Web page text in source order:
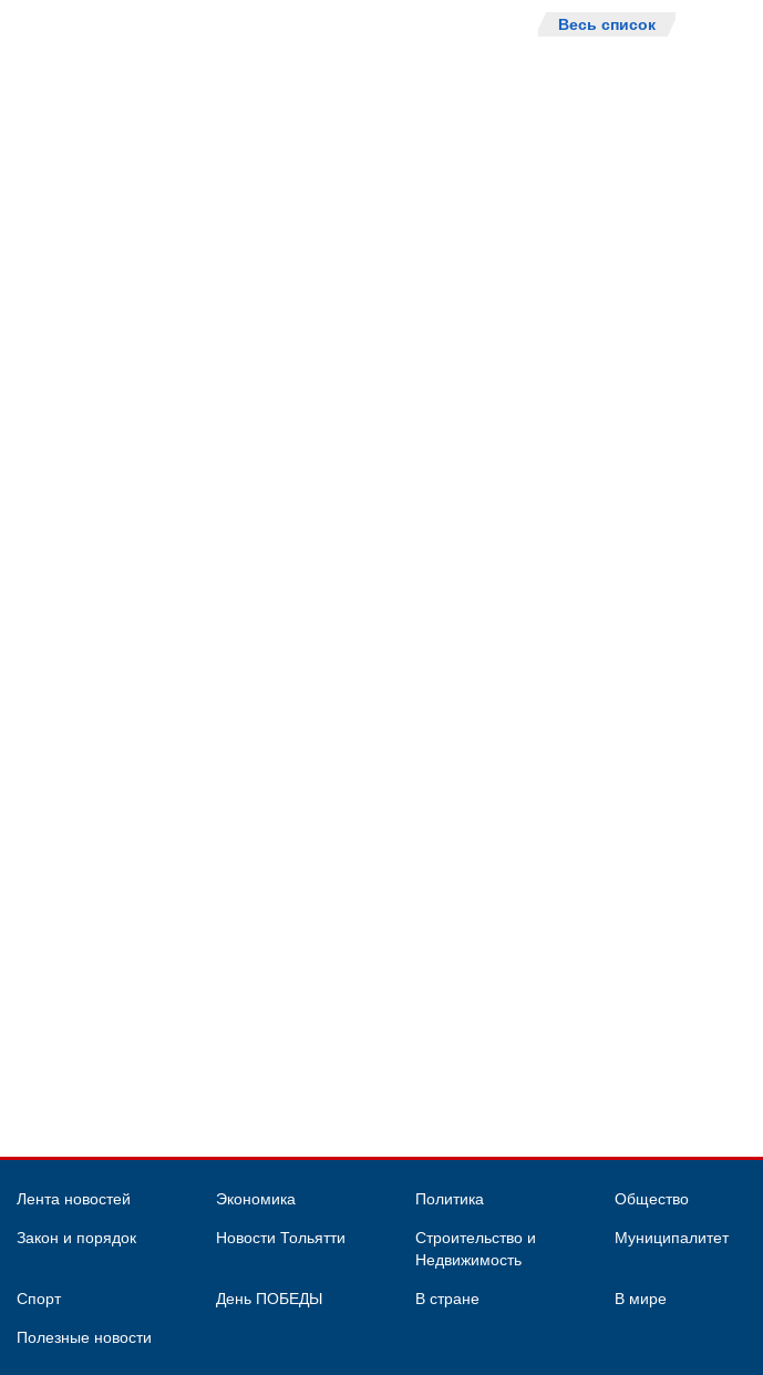
Весь список
Лента новостей Экономика Политика Общество
Закон и порядок Новости Тольятти
Строительство и
Недвижимость
Муниципалитет
Спорт День ПОБЕДЫ В стране В мире
Полезные новости